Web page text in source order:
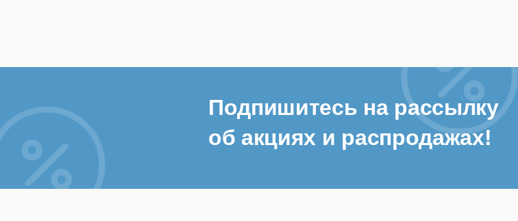
Подпишитесь на рассылку
об акциях и распродажах!